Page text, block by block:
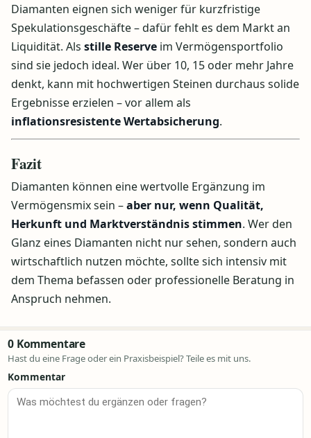
Diamanten eignen sich weniger für kurzfristige
Spekulationsgeschäfte – dafür fehlt es dem Markt an
Liquidität. Als stille Reserve im Vermögensportfolio
sind sie jedoch ideal. Wer über 10, 15 oder mehr Jahre
denkt, kann mit hochwertigen Steinen durchaus solide
Ergebnisse erzielen – vor allem als
inflationsresistente Wertabsicherung.
Fazit
Diamanten können eine wertvolle Ergänzung im
Vermögensmix sein –aber nur, wenn Qualität,
Herkunft und Marktverständnis stimmen. Wer den
Glanz eines Diamanten nicht nur sehen, sondern auch
wirtschaftlich nutzen möchte, sollte sich intensiv mit
dem Thema befassen oder professionelle Beratung in
Anspruch nehmen.
0 Kommentare
Hast du eine Frage oder ein Praxisbeispiel? Teile es mit uns.
Kommentar